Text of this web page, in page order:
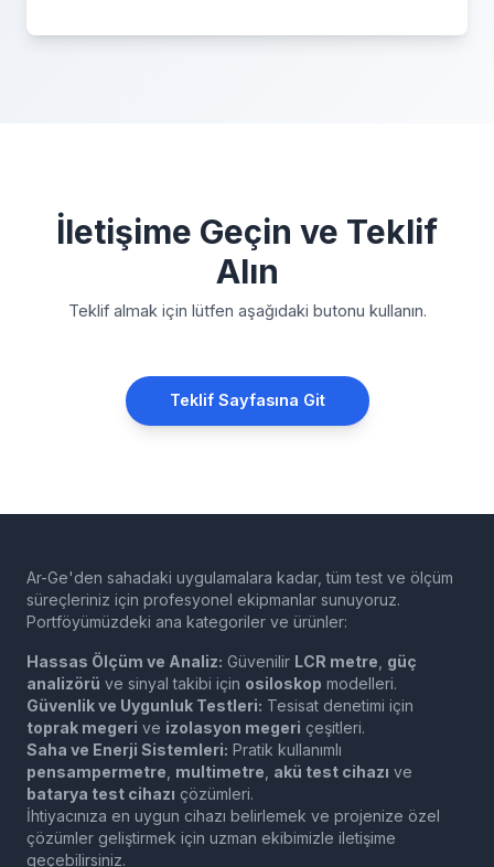
İletişime Geçin ve Teklif
Alın
Teklif almak için lütfen aşağıdaki butonu kullanın.
Teklif Sayfasına Git
Ar-Ge'den sahadaki uygulamalara kadar, tüm test ve ölçüm
süreçleriniz için profesyonel ekipmanlar sunuyoruz.
Portföyümüzdeki ana kategoriler ve ürünler:
Hassas Ölçüm ve Analiz: Güvenilir LCR metre güç
analizörü ve sinyal takibi için osiloskop modelleri.
Güvenlik ve Uygunluk Testleri: Tesisat denetimi için
toprak megeri ve izolasyon megeri çeşitleri.
Saha ve Enerji Sistemleri: Pratik kullanımlı
pensampermetre multimetre akü test cihazı ve
batarya test cihazı çözümleri.
İhtiyacınıza en uygun cihazı belirlemek ve projenize özel
çözümler geliştirmek için uzman ekibimizle iletişime
geçebilirsiniz.